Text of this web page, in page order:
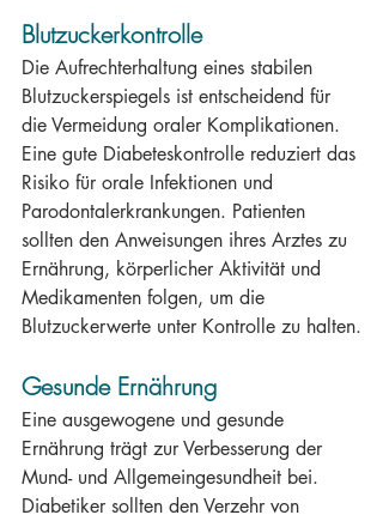
Blutzuckerkontrolle
Die Aufrechterhaltung eines stabilen
Blutzuckerspiegels ist entscheidend für
die Vermeidung oraler Komplikationen.
Eine gute Diabeteskontrolle reduziert das
Risiko für orale Infektionen und
Parodontalerkrankungen. Patienten
sollten den Anweisungen ihres Arztes zu
Ernährung, körperlicher Aktivität und
Medikamenten folgen, um die
Blutzuckerwerte unter Kontrolle zu halten.
Gesunde Ernährung
Eine ausgewogene und gesunde
Ernährung trägt zur Verbesserung der
Mund- und Allgemeingesundheit bei.
Diabetiker sollten den Verzehr von